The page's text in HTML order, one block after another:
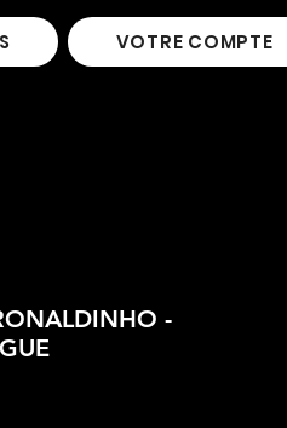
VOTRE COMPTE
-